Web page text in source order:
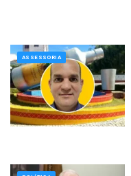
ASSESSORIA